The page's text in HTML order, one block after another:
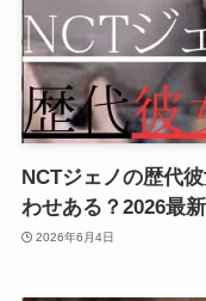
NCTジェノの歴代
わせある？2026最新
2026年6月4日